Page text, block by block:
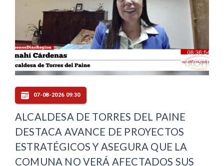
07-08-2026 09:30
ALCALDESA DE TORRES DEL PAINE
DESTACA AVANCE DE PROYECTOS
ESTRATÉGICOS Y ASEGURA QUE LA
COMUNA NO VERÁ AFECTADOS SUS